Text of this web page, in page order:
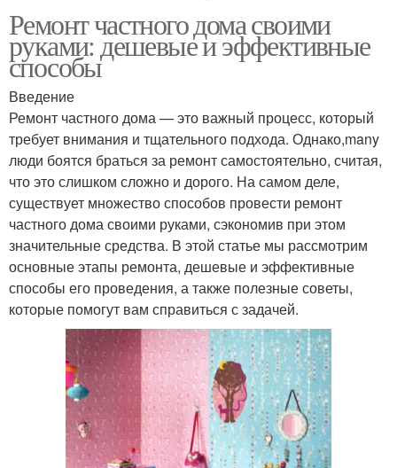
Ремонт частного дома своими
руками: дешевые и эффективные
способы
Введение
Ремонт частного дома — это важный процесс, который
требует внимания и тщательного подхода. Однако,many
люди боятся браться за ремонт самостоятельно, считая,
что это слишком сложно и дорого. На самом деле,
существует множество способов провести ремонт
частного дома своими руками, сэкономив при этом
значительные средства. В этой статье мы рассмотрим
основные этапы ремонта, дешевые и эффективные
способы его проведения, а также полезные советы,
которые помогут вам справиться с задачей.